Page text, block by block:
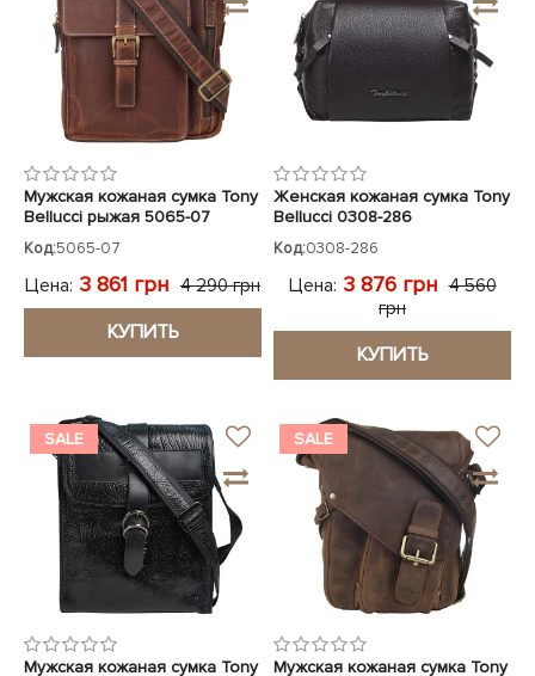
Мужская кожаная сумка Tony
Bellucci рыжая 5065-07
Код:5065-07
Цена: 3 861 грн 4 290 грн
КУПИТЬ
Женская кожаная сумка Tony
Bellucci 0308-286
коричневая
Код:0308-286
Цена: 3 876 грн 4 560
грн
КУПИТЬ
SALE
Мужская кожаная сумка Tony
SALE
Мужская кожаная сумка Tony